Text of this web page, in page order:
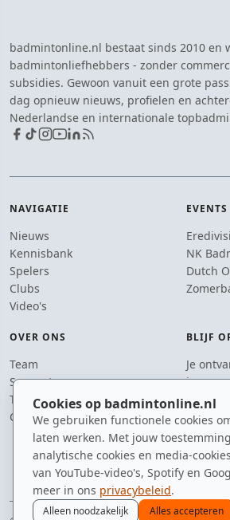
Cookies op badmintonline.nl
We gebruiken functionele cookies
laten werken. Met jouw
analytische cookies en media-
van YouTube-video's, Spotify en
meer in ons privacybeleid.
Alleen noodzakelijk Alles accepteren
badmintonline.nl bestaat sinds 2010 en
badmintonliefhebbers - zonder
subsidies. Gewoon vanuit een grote
dag opnieuw nieuws, profielen en
Nederlandse en internationale
NAVIGATIE
Nieuws
Kennisbank
Spelers
Clubs
Video's
EVENTS
NK
Dutch
OVER ONS
Team
Supporters
Tip de redactie
Contact
BLIJF
Je
jaar
laatste
E-